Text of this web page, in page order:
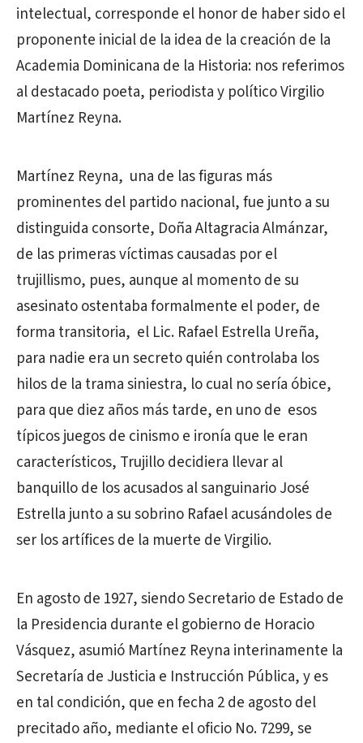
intelectual, corresponde el honor de haber sido el
proponente inicial de la idea de la creación de la
Academia Dominicana de la Historia: nos referimos
al destacado poeta, periodista y político Virgilio
Martínez Reyna.
Martínez Reyna, una de las figuras más
prominentes del partido nacional, fue junto a su
distinguida consorte, Doña Altagracia Almánzar,
de las primeras víctimas causadas por el
trujillismo, pues, aunque al momento de su
asesinato ostentaba formalmente el poder, de
forma transitoria, el Lic. Rafael Estrella Ureña,
para nadie era un secreto quién controlaba los
hilos de la trama siniestra, lo cual no sería óbice,
para que diez años más tarde, en uno de esos
típicos juegos de cinismo e ironía que le eran
característicos, Trujillo decidiera llevar al
banquillo de los acusados al sanguinario José
Estrella junto a su sobrino Rafael acusándoles de
ser los artífices de la muerte de Virgilio.
En agosto de 1927, siendo Secretario de Estado de
la Presidencia durante el gobierno de Horacio
Vásquez, asumió Martínez Reyna interinamente la
Secretaría de Justicia e Instrucción Pública, y es
en tal condición, que en fecha 2 de agosto del
precitado año, mediante el oficio No. 7299, se